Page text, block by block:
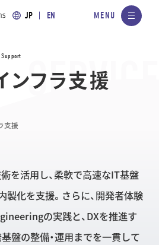
JP EN
ンフラ支援
支援
を活用し、柔軟で高速なIT基盤
製化を支援。さらに、開発者体験
の実践と、DXを推進す
盤の整備・運用までを一貫して